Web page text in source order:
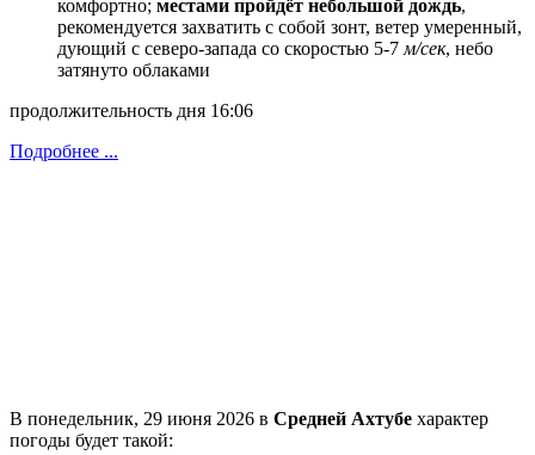
комфортно; местами пройдёт небольшой дождь,
рекомендуется захватить с собой зонт, ветeр умеренный,
дующий с северо-запада со скоростью 5-7 м/сек, небо
затянуто облаками
продолжительность дня 16:06
Подробнее ...
В понедельник, 29 июня 2026 в Средней Ахтубе характер
погоды будет такой: